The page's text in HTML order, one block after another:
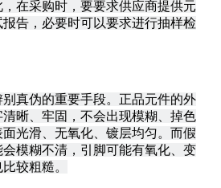
在采购时，要要求供应商提供元
告，必要时可以要求进行抽样检
真伪的重要手段。正品元件的外
晰、牢固，不会出现模糊、掉色
光滑、无氧化、镀层均匀。而假
模糊不清，引脚可能有氧化、变
较粗糙。